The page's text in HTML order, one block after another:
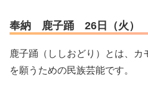
奉納 鹿子踊 26日（火）
鹿子踊（ししおどり）とは、カ
を願うための民族芸能です。